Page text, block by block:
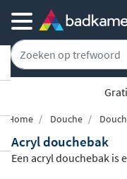
Home Douche
Acryl douchebak
Een acryl douchebak is